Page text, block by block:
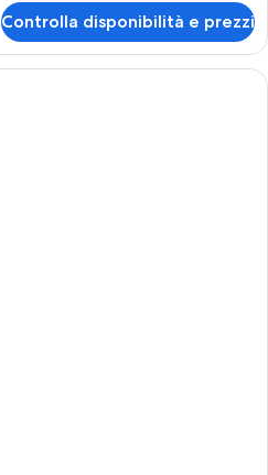
Controlla disponibilità e prezzi